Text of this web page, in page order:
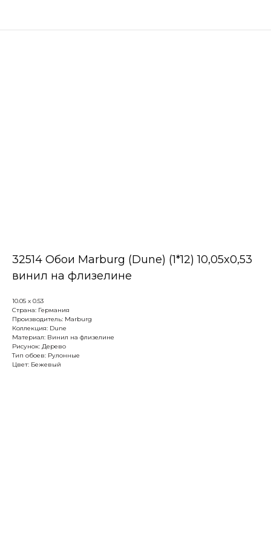
32514 Обои Marburg (Dune) (1*12) 10,05x0,53
винил на флизелине
10.05 х 0.53
Страна: Германия
Производитель: Marburg
Коллекция: Dune
Материал: Винил на флизелине
Рисунок: Дерево
Тип обоев: Рулонные
Цвет: Бежевый